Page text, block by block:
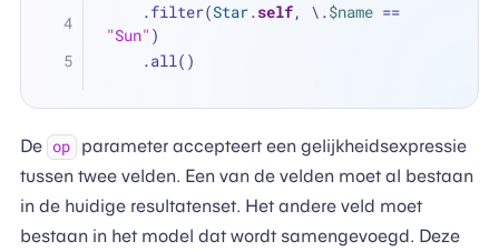
    .filter(
Star.self, \.$name ==
"Sun" )
    .all()
De op
parameter accepteert een gelijkheidsexpressie
tussen twee velden. Een van de velden moet al bestaan
in de huidige resultatenset. Het andere veld moet
bestaan in het model dat wordt samengevoegd. Deze